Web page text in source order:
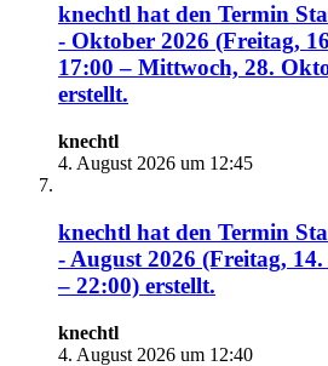
knechtl hat den Termin
- Oktober 2026 (Freitag,
17:00 – Mittwoch, 28.
erstellt.
knechtl
4. August 2026 um 12:45
knechtl hat den Termin
- August 2026 (Freitag,
– 22:00) erstellt.
knechtl
4. August 2026 um 12:40